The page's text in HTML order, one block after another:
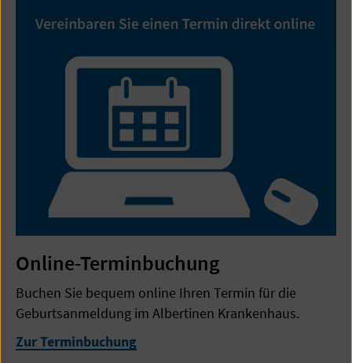
Online-Terminbuchung
Buchen Sie bequem online Ihren Termin für die
Geburtsanmeldung im Albertinen Krankenhaus.
Zur Terminbuchung